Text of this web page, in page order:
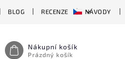
BLOG RECENZE NÁVODY
Nákupní košík
Prázdný košík